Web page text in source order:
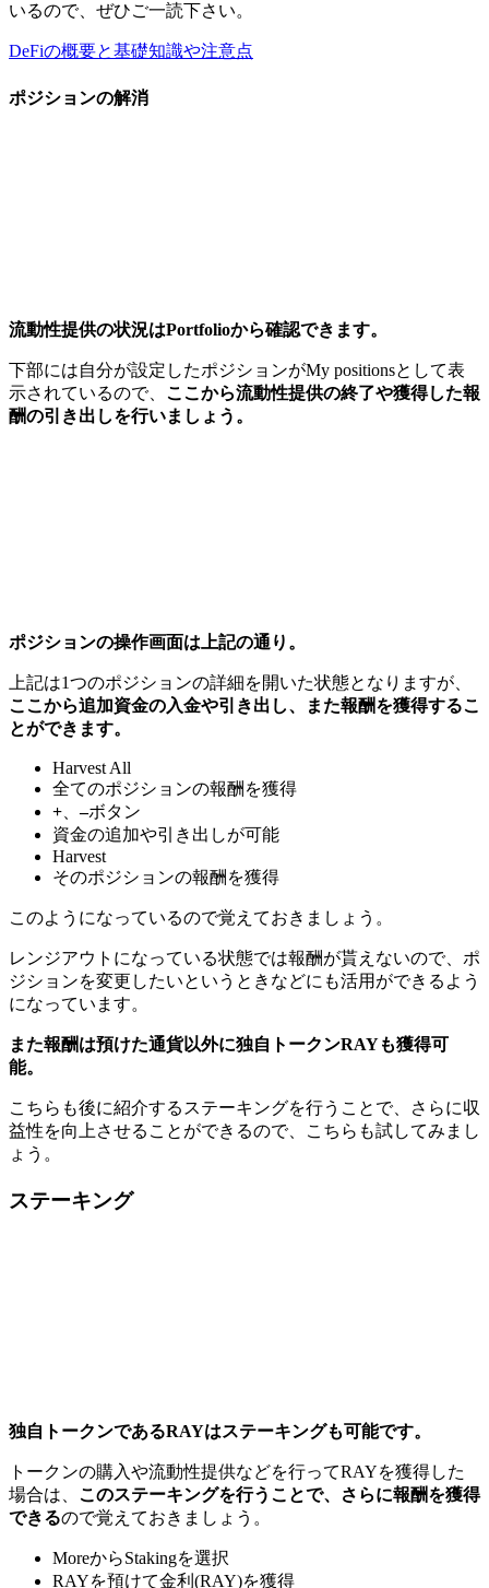
いるので、ぜひご一読下さい。
DeFiの概要と基礎知識や注意点
ポジションの解消
流動性提供の状況はPortfolioから確認できます。
下部には自分が設定したポジションがMy positionsとして表
示されているので、 ここから流動性提供の終了や獲得した報
酬の引き出しを行いましょう。
ポジションの操作画面は上記の通り。
上記は1つのポジションの詳細を開いた状態となりますが、
ここから追加資金の入金や引き出し、また報酬を獲得するこ
とができます。
Harvest All
全てのポジションの報酬を獲得
+ 、–ボタン
資金の追加や引き出しが可能
Harvest
そのポジションの報酬を獲得
このようになっているので覚えておきましょう。
レンジアウトになっている状態では報酬が貰えないので、ポ
ジションを変更したいというときなどにも活用ができるよう
になっています。
また報酬は預けた通貨以外に独自トークンRAYも獲得可
能。
こちらも後に紹介するステーキングを行うことで、さらに収
益性を向上させることができるので、こちらも試してみまし
ょう。
ステーキング
独自トークンであるRAYはステーキングも可能です。
トークンの購入や流動性提供などを行ってRAYを獲得した
場合は、 このステーキングを行うことで、さらに報酬を獲得
できるので覚えておきましょう。
MoreからStakingを選択
RAYを預けて金利(RAY)を獲得